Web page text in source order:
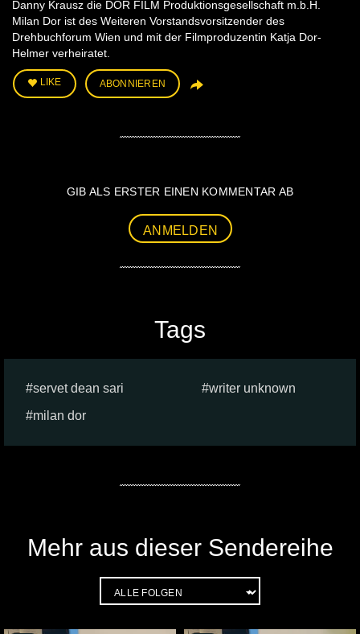
Danny Krausz die DOR FILM Produktionsgesellschaft m.b.H.
Milan Dor ist des Weiteren Vorstandsvorsitzender des
Drehbuchforum Wien und mit der Filmproduzentin Katja Dor-
Helmer verheiratet.
LIKE ABONNIEREN
GIB ALS ERSTER EINEN KOMMENTAR AB
ANMELDEN
Tags
servet dean sari
writer unknown
milan dor
Mehr aus dieser Sendereihe